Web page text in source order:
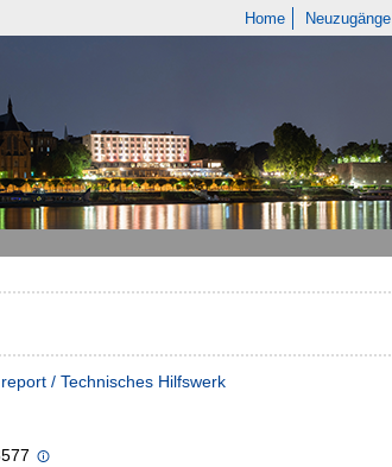
Home Neuzugänge
/ Technisches Hilfswerk